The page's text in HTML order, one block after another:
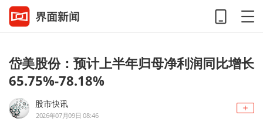
岱美股份：预计上半年归母净利润同比增长
65.75%-78.18%
股市快讯
2026年07月09日 08:46